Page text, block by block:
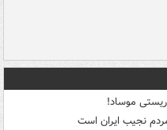
موساد!
مردم نجیب ایران است